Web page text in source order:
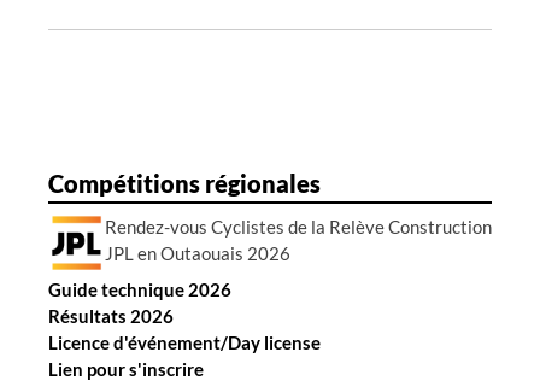
o
s
a
t
i
c
l
Compétitions régionales
Rendez-vous Cyclistes de la Relève Construction
JPL en Outaouais 2026
Guide technique 2026
Résultats 2026
Licence d'événement/Day license
Lien pour s'inscrire